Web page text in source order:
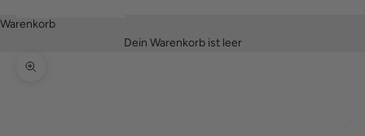
Warenkorb
Dein Warenkorb ist leer
Bild vergrößern